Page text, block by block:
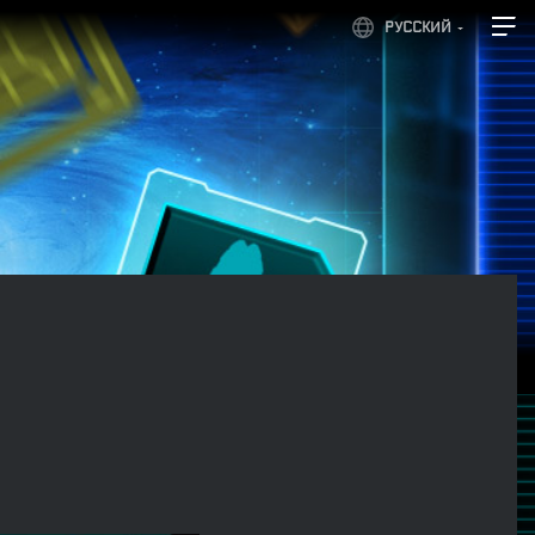
РУССКИЙ